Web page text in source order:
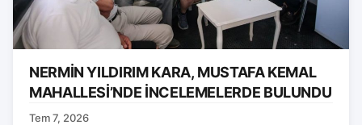
NERMİN YILDIRIM KARA, MUSTAFA KEMAL
MAHALLESİ’NDE İNCELEMELERDE BULUNDU
Tem 7, 2026